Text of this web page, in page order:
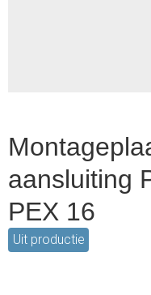
aansluiting
PEX 16
Uit productie